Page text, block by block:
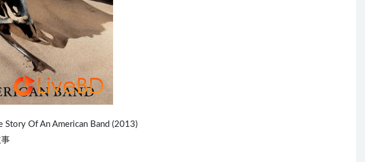
Story Of An American Band (2013)